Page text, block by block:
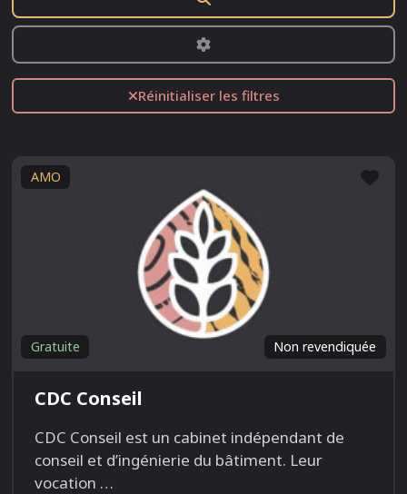
Advanced Filters
Réinitialiser les filtres
AMO
Non revendiquée
Gratuite
CDC Conseil
CDC Conseil est un cabinet indépendant de
conseil et d’ingénierie du bâtiment. Leur
vocation …